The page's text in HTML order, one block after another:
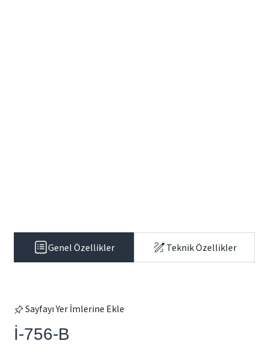
Genel Özellikler Teknik Özellikler
Sayfayı Yer İmlerine Ekle
İ-756-B